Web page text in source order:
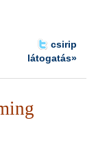
csirip
látogatás»